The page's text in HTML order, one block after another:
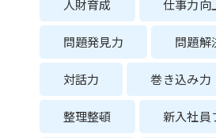
人財育成 仕事力向
問題発見力 問題解
対話力 巻き込み力
整理整頓 新入社員